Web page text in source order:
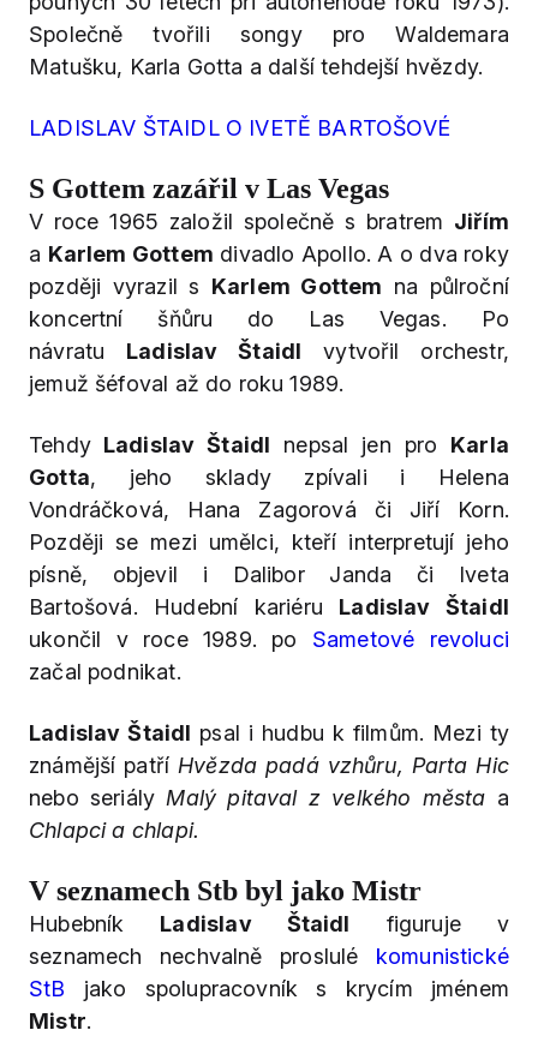
Společně tvořili songy pro Waldemara
Matušku, Karla Gotta a další tehdejší hvězdy.
LADISLAV ŠTAIDL O IVETĚ BARTOŠOVÉ
S Gottem zazářil v Las Vegas
V roce 1965 založil společně s bratrem Jiřím
a Karlem Gottem divadlo Apollo. A o dva roky
později vyrazil s Karlem Gottem na půlroční
koncertní šňůru do Las Vegas. Po
návratu Ladislav Štaidl vytvořil orchestr,
jemuž šéfoval až do roku 1989.
TehdyLadislav Štaidl nepsal jen pro Karla
Gotta, jeho sklady zpívali i Helena
Vondráčková, Hana Zagorová či Jiří Korn.
Později se mezi umělci, kteří interpretují jeho
písně, objevil i Dalibor Janda či Iveta
Bartošová. Hudební kariéru Ladislav Štaidl
ukončil v roce 1989. po Sametové revoluci
začal podnikat.
Ladislav Štaidl psal i hudbu k filmům. Mezi ty
známější patří Hvězda padá vzhůru, Parta Hic
nebo seriály Malý pitaval z velkého města a
Chlapci a chlapi.
V seznamech Stb byl jako Mistr
Hubebník Ladislav Štaidl figuruje v
seznamech nechvalně proslulé komunistické
StB jako spolupracovník s krycím jménem
Mistr.